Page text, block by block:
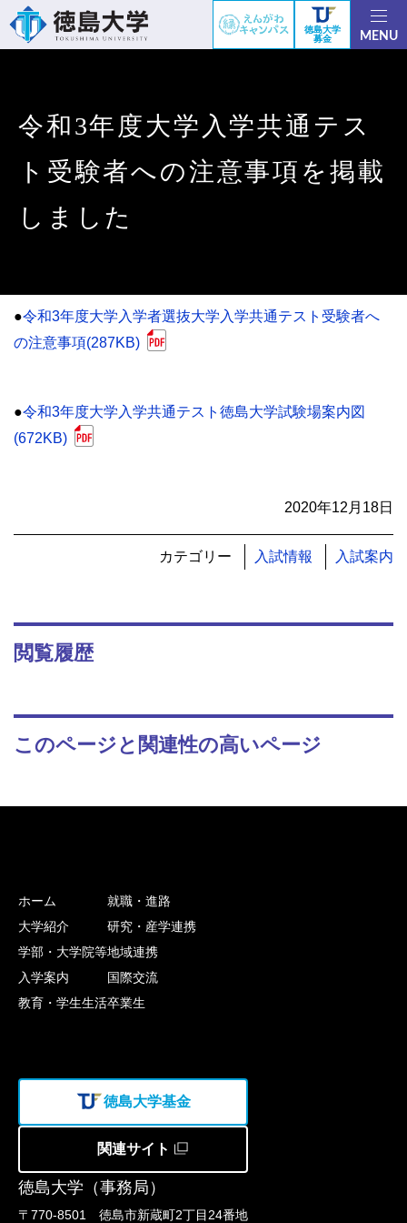
徳島大学
募金
MENU
令和3年度大学入学共通テス
ト受験者への注意事項を掲載
しました
●令和3年度大学入学者選抜大学入学共通テスト受験者へ
の注意事項(287KB)
●令和3年度大学入学共通テスト徳島大学試験場案内図
(672KB)
2020年12月18日
カテゴリー 入試情報 入試案内
閲覧履歴
このページと関連性の高いページ
徳島大学（事務局）
〒770-8501 徳島市新蔵町2丁目24番地
ホーム
大学紹介
学部・大学院等
入学案内
教育・学生生活
就職・進路
研究・産学連携
地域連携
国際交流
卒業生
徳島大学基金
関連サイト